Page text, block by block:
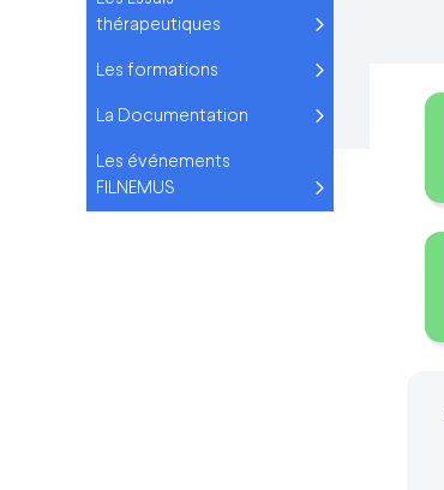
thérapeutiques
Les formations
La Documentation
Les événements
FILNEMUS